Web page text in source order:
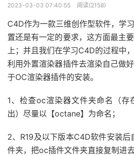
2023-03-03 07:40:55 阅读(2158)
C4D作为一款三维创作型软件，学
置还是有一定的要求，这方面最主
上；并且我们在学习C4D的过程中
利用外置渲染器插件去渲染自己做
于OC渲染器插件的安装。
1、检查oc渲染器文件夹命名（存
出）尽量以【octane】为命名；
2、R19及以下版本C4D软件安装
件夹，把oc插件文件夹直接复制进去